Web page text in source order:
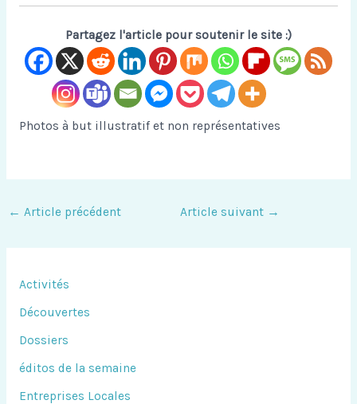
Partagez l'article pour soutenir le site :)
Photos à but illustratif et non représentatives
← Article précédent Article suivant →
Activités
Découvertes
Dossiers
éditos de la semaine
Entreprises Locales